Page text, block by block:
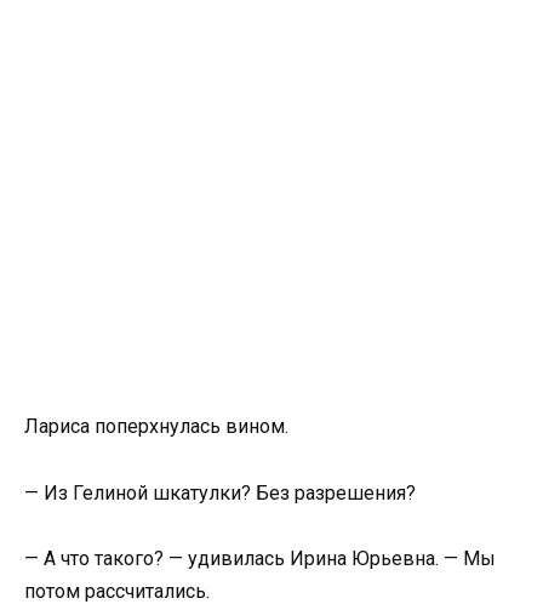
Лариса поперхнулась вином.
— Из Гелиной шкатулки? Без разрешения?
— А что такого? — удивилась Ирина Юрьевна. — Мы
потом рассчитались.